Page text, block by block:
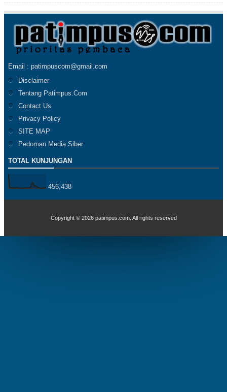
Email : patimpuscom@gmail.com
Disclaimer
Tentang Patimpus.Com
Contact Us
Privacy Policy
SITE MAP
Pedoman Media Siber
TOTAL KUNJUNGAN
456,438
Copyright © 2026 patimpus.com. All rights reserved